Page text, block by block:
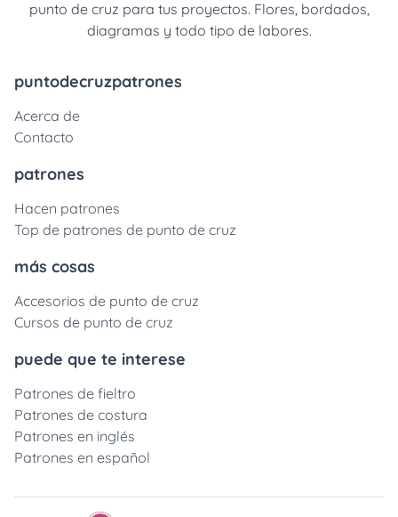
punto de cruz para tus proyectos. Flores, bordados,
diagramas y todo tipo de labores.
puntodecruzpatrones
Acerca de
Contacto
patrones
Hacen patrones
Top de patrones de punto de cruz
más cosas
Accesorios de punto de cruz
Cursos de punto de cruz
puede que te interese
Patrones de fieltro
Patrones de costura
Patrones en inglés
Patrones en español